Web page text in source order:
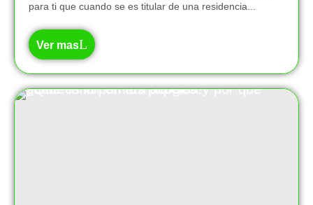
para ti que cuando se es titular de una residencia...
Ver mas